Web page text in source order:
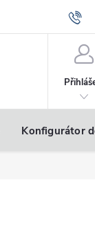
Konfigurátor